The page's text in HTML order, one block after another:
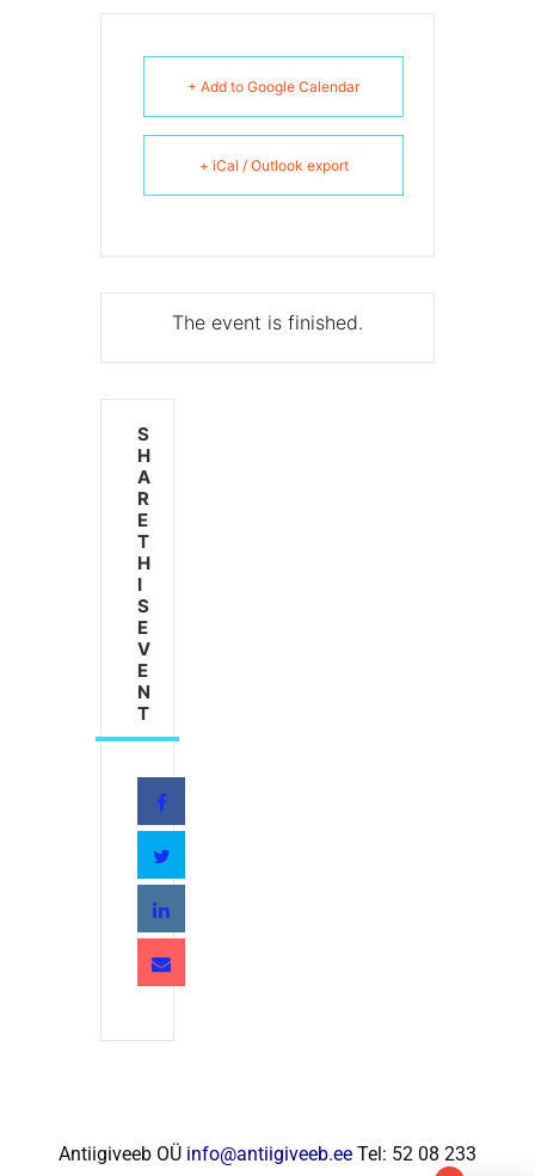
+ Add to Google Calendar
+ iCal / Outlook export
The event is finished.
S
H
A
R
E
T
H
I
S
E
V
E
N
T
Antiigiveeb OÜ info@antiigiveeb.ee Tel: 52 08 233